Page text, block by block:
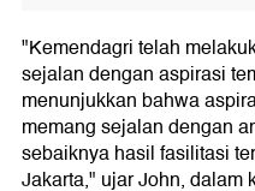
"Kemendagri telah
sejalan dengan aspirasi
menunjukkan bahwa
memang sejalan dengan
sebaiknya hasil fasilitasi
Jakarta," ujar John, dalam